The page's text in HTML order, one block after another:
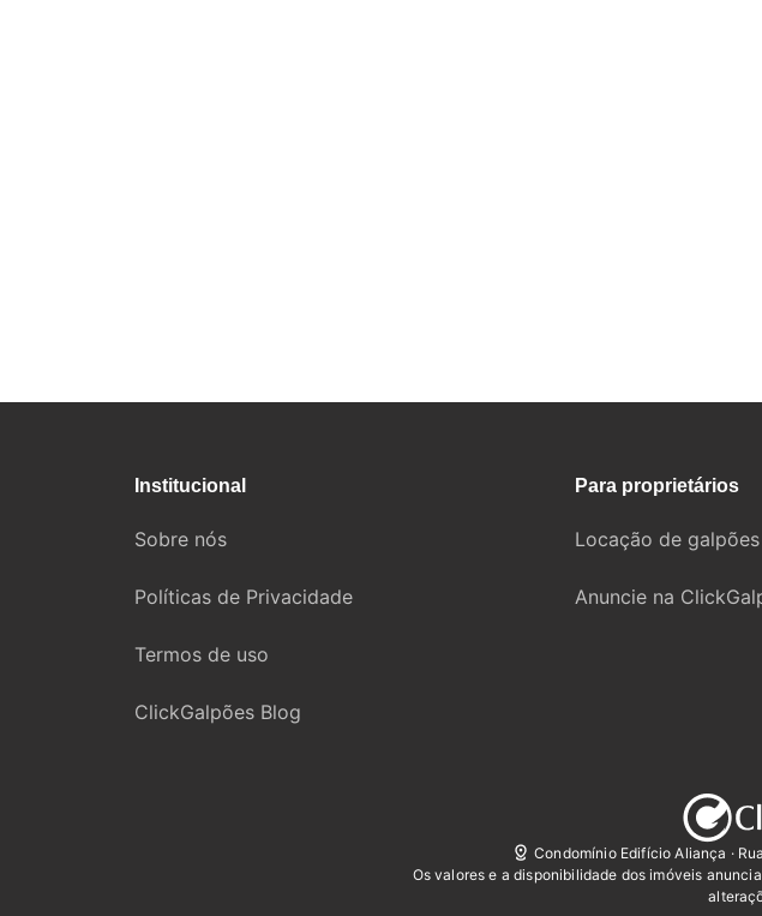
Institucional
Sobre nós
Políticas de Privacidade
Termos de uso
ClickGalpões Blog
Para proprietários
Locação de galpões
Anuncie na
Condomínio Edifício Aliança ·
Os valores e a disponibilidade dos imóveis